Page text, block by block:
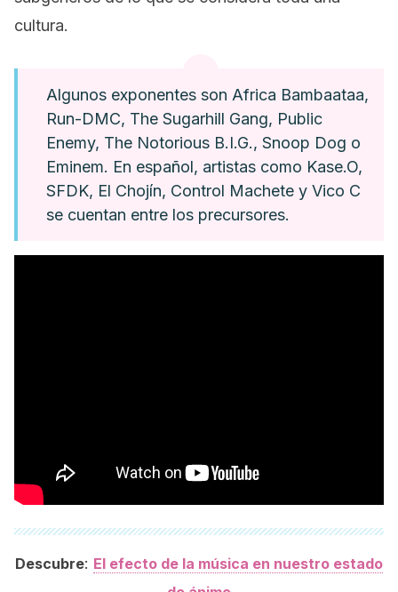
cultura.
Algunos exponentes son Africa Bambaataa,
Run-DMC, The Sugarhill Gang, Public
Enemy, The Notorious B.I.G., Snoop Dog o
Eminem. En español, artistas como Kase.O,
SFDK, El Chojín, Control Machete y Vico C
se cuentan entre los precursores.
Descubre: El efecto de la música en nuestro estado